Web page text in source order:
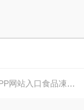
食品凍幹機凍幹蔬菜前景光明